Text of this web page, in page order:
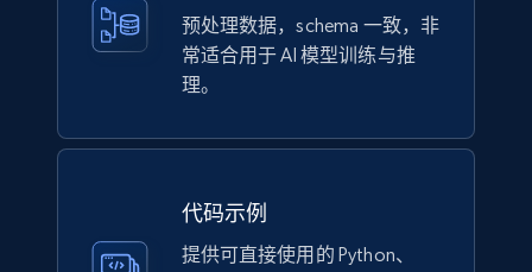
URL, Product id, Title, Images, Final price,
Currency, Discount, Initial price, and more.
预处理数据，schema 一致，非
常适合用于 AI 模型训练与推
理。
代码示例
提供可直接使用的 Python、